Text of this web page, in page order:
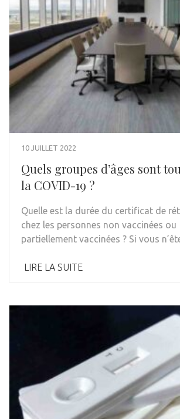
10 JUILLET 2022
Quels groupes d’âges sont
la COVID-19 ?
Quelle est la durée du certificat de
chez les personnes non vaccinées ou
partiellement vaccinées ? Si vous
LIRE LA SUITE